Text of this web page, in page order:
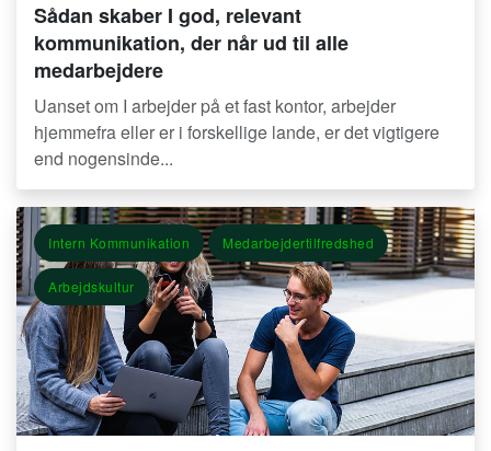
Sådan skaber I god, relevant
kommunikation, der når ud til alle
medarbejdere
Uanset om I arbejder på et fast kontor, arbejder
hjemmefra eller er i forskellige lande, er det vigtigere
end nogensinde...
Intern Kommunikation Medarbejdertilfredshed
Arbejdskultur